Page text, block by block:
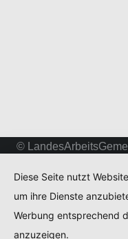
©
Diese Seite nutzt
um ihre Dienste
Werbung entsprechend
anzuzeigen.